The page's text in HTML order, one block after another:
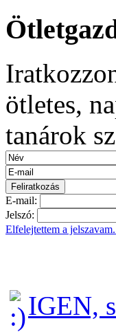
ötletes,
tanárok
E-mail:
Jelszó:
Elfelejtettem a jelszavam.
IGEN,